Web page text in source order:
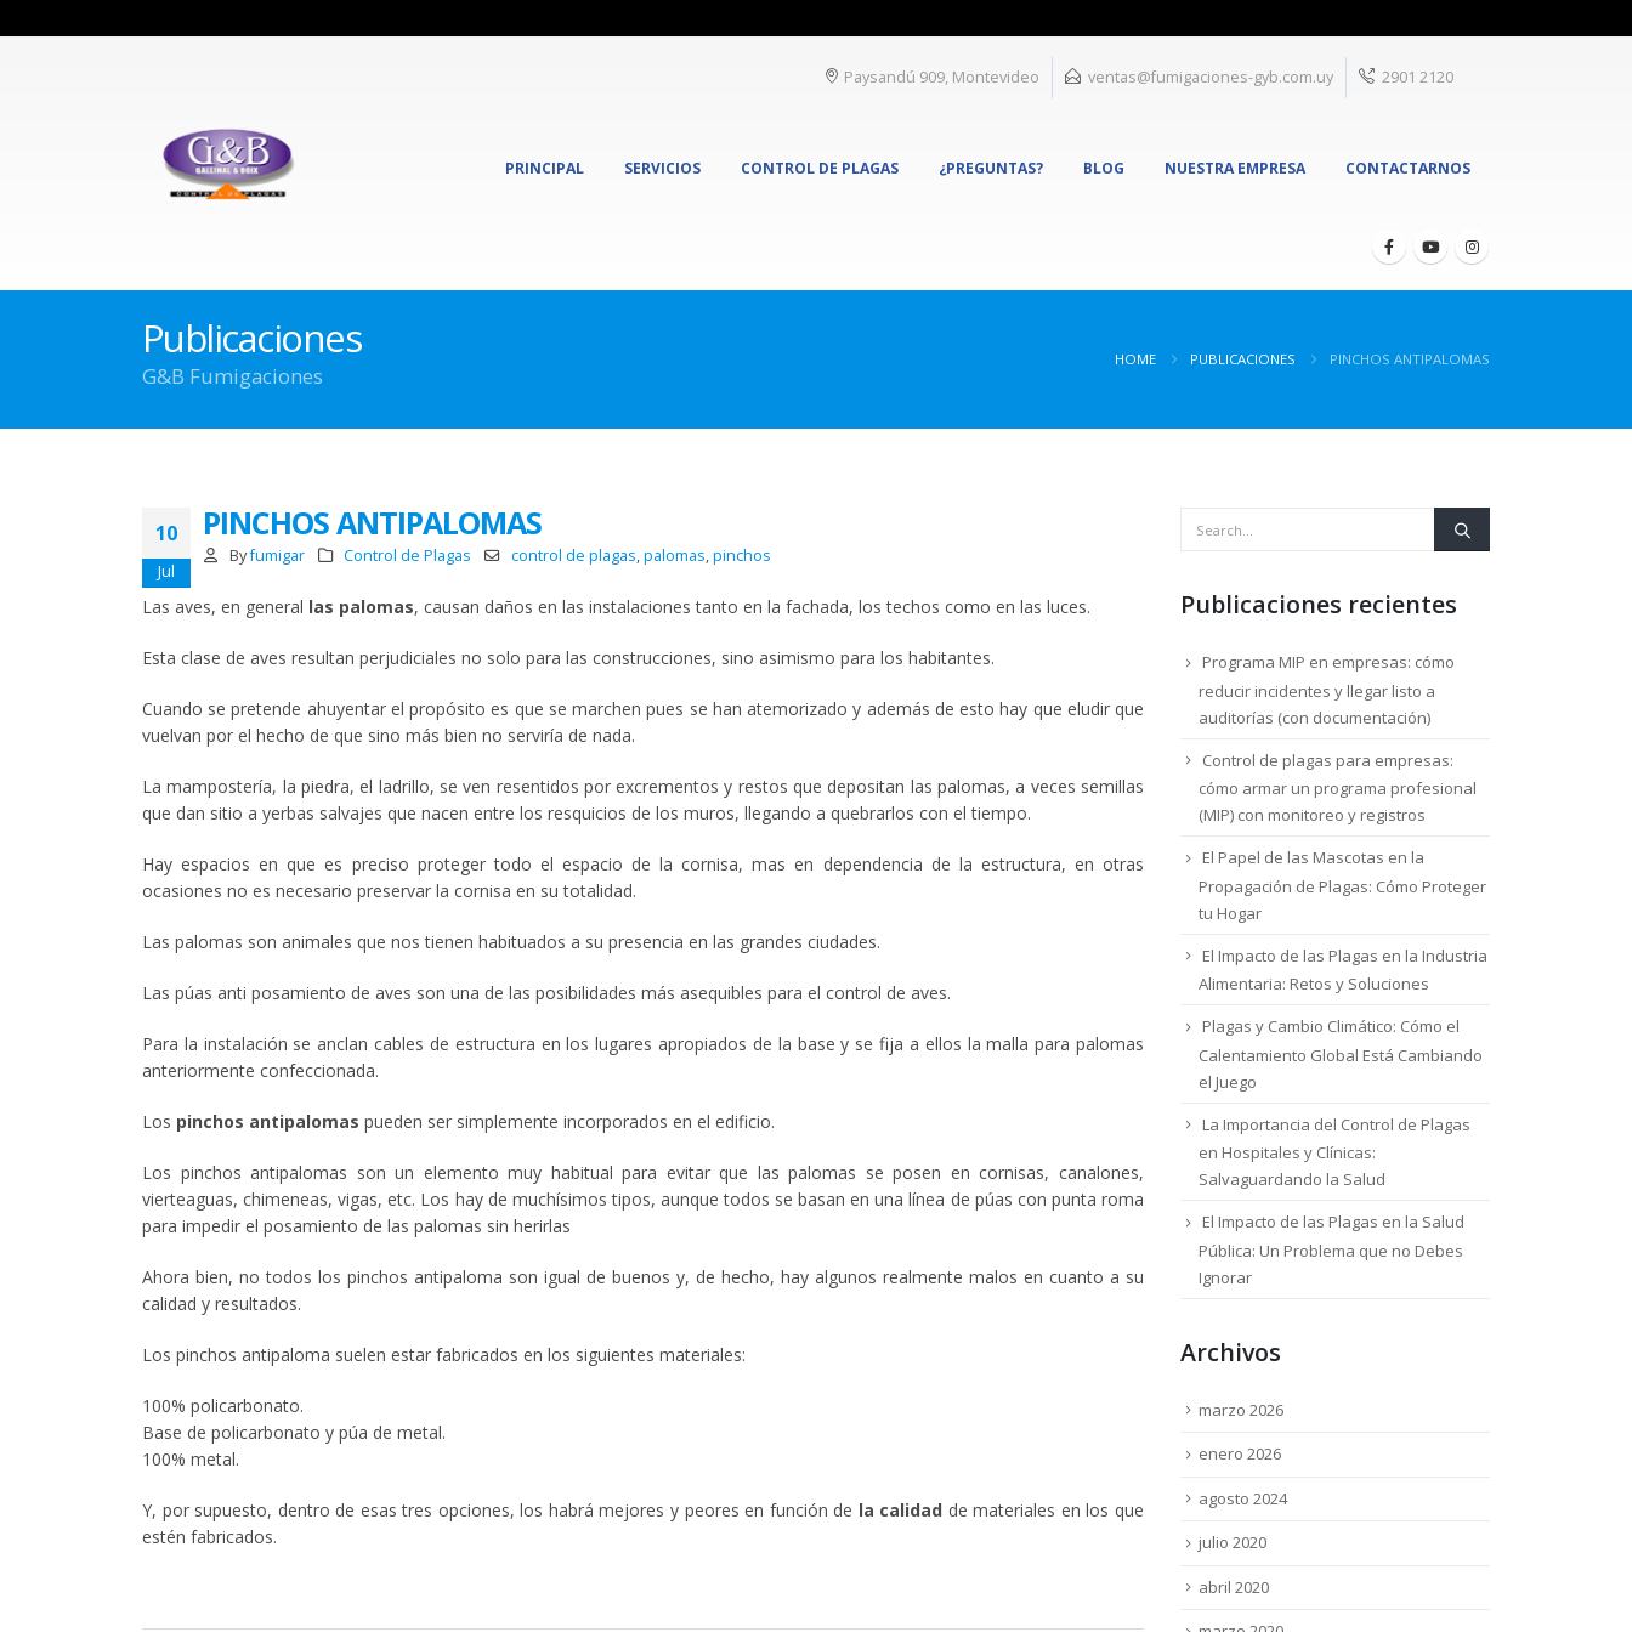
Paysandú 909, Montevideo ventas@fumigaciones-gyb.com.uy 2901 2120
PRINCIPAL SERVICIOS CONTROL DE PLAGAS ¿PREGUNTAS? BLOG NUESTRA EMPRESA CONTACTARNOS
Publicaciones
G&B Fumigaciones
HOME PUBLICACIONES PINCHOS ANTIPALOMAS
10
Jul
PINCHOS ANTIPALOMAS
Byfumigar Control de Plagas control de plagas,palomas,pinchos
Las aves, en general las palomas, causan daños en las instalaciones tanto en la fachada, los techos como en las luces.
Esta clase de aves resultan perjudiciales no solo para las construcciones, sino asimismo para los habitantes.
Cuando se pretende ahuyentar el propósito es que se marchen pues se han atemorizado y además de esto hay que eludir que
vuelvan por el hecho de que sino más bien no serviría de nada.
La mampostería, la piedra, el ladrillo, se ven resentidos por excrementos y restos que depositan las palomas, a veces semillas
que dan sitio a yerbas salvajes que nacen entre los resquicios de los muros, llegando a quebrarlos con el tiempo.
Hay espacios en que es preciso proteger todo el espacio de la cornisa, mas en dependencia de la estructura, en otras
ocasiones no es necesario preservar la cornisa en su totalidad.
Las palomas son animales que nos tienen habituados a su presencia en las grandes ciudades.
Las púas anti posamiento de aves son una de las posibilidades más asequibles para el control de aves.
Para la instalación se anclan cables de estructura en los lugares apropiados de la base y se fija a ellos la malla para palomas
anteriormente confeccionada.
Los pinchos antipalomas pueden ser simplemente incorporados en el edificio.
Los pinchos antipalomas son un elemento muy habitual para evitar que las palomas se posen en cornisas, canalones,
vierteaguas, chimeneas, vigas, etc. Los hay de muchísimos tipos, aunque todos se basan en una línea de púas con punta roma
para impedir el posamiento de las palomas sin herirlas
Ahora bien, no todos los pinchos antipaloma son igual de buenos y, de hecho, hay algunos realmente malos en cuanto a su
calidad y resultados.
Los pinchos antipaloma suelen estar fabricados en los siguientes materiales:
100% policarbonato.
Base de policarbonato y púa de metal.
100% metal.
Y, por supuesto, dentro de esas tres opciones, los habrá mejores y peores en función de la calidad de materiales en los que
estén fabricados.
Publicaciones recientes
Programa MIP en empresas: cómo
reducir incidentes y llegar listo a
auditorías (con documentación)
Control de plagas para empresas:
cómo armar un programa profesional
(MIP) con monitoreo y registros
El Papel de las Mascotas en la
Propagación de Plagas: Cómo Proteger
tu Hogar
El Impacto de las Plagas en la Industria
Alimentaria: Retos y Soluciones
Plagas y Cambio Climático: Cómo el
Calentamiento Global Está Cambiando
el Juego
La Importancia del Control de Plagas
en Hospitales y Clínicas:
Salvaguardando la Salud
El Impacto de las Plagas en la Salud
Pública: Un Problema que no Debes
Ignorar
Archivos
marzo 2026
enero 2026
agosto 2024
julio 2020
abril 2020